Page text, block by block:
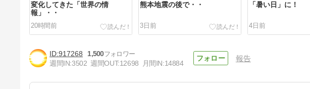
変化してきた「世界の情
報」・・
20時間前
熊本地震の後で・・
3日前
「暑い日」に！
4日前
917268
1,500
週間IN:3502 週間OUT:12698 月間IN:14884
報告